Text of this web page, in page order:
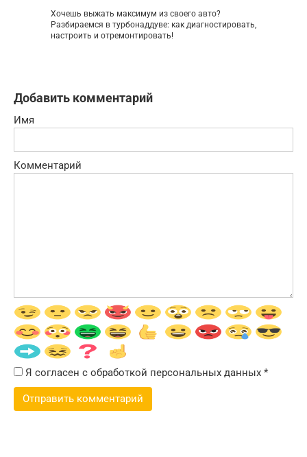
Хочешь выжать максимум из своего авто?
Разбираемся в турбонаддуве: как диагностировать,
настроить и отремонтировать!
Добавить комментарий
Имя
Комментарий
Я согласен с обработкой персональных данных *